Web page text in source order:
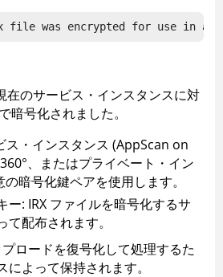
file was encrypted for use in a
在のサービス・インスタンスに対
暗号化されました。
ス・インスタンス (AppScan on
、またはプライベート・イン
暗号化鍵ペアを使用します。
ー: IRX ファイルを暗号化するサ
て配布されます。
ロードを復号化して処理するた
によって保持されます。